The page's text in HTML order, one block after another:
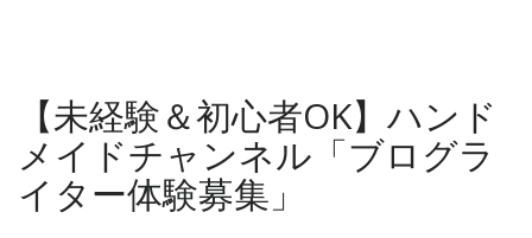
【未経験＆初心者OK】ハンド
メイドチャンネル「ブログラ
イター体験募集」